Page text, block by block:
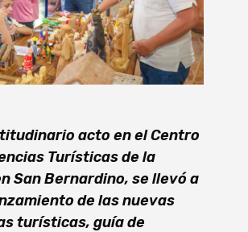
acto en el Centro
Turísticas de la
San Bernardino, se llevó a
de las nuevas
turísticas, guía de